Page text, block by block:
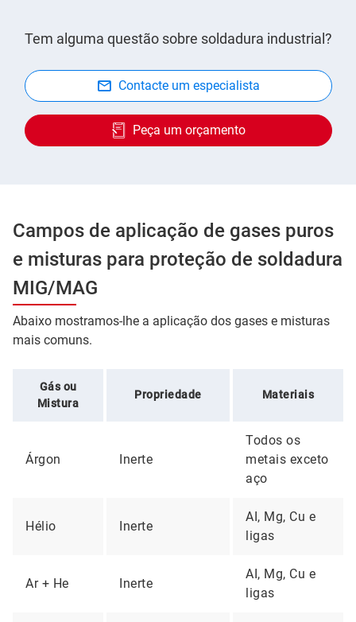
Tem alguma questão sobre soldadura industrial?
Contacte um especialista
Peça um orçamento
Campos de aplicação de gases puros
e misturas para proteção de soldadura
MIG/MAG
Abaixo mostramos-lhe a aplicação dos gases e misturas
mais comuns.
Gás ou
Mistura
Propriedade Materiais
Árgon Inerte
Todos os
metais exceto
aço
Hélio Inerte
AI, Mg, Cu e
ligas
Ar + He Inerte
AI, Mg, Cu e
ligas